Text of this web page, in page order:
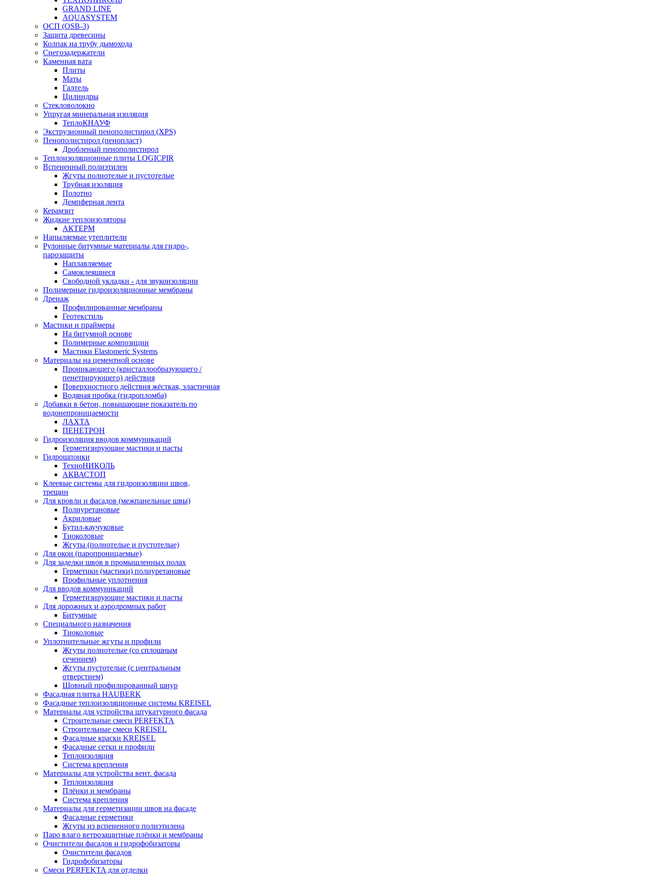
GRAND LINE
AQUASYSTEM
ОСП (OSB-3)
Защита древесины
Колпак на трубу дымохода
Снегозадержатели
Каменная вата
Плиты
Маты
Галтель
Цилиндры
Стекловолокно
Упругая минеральная изоляция
ТеплоКНАУФ
Экструзионный пенополистирол (XPS)
Пенополистирол (пенопласт)
Дробленый пенополистирол
Теплоизоляционные плиты LOGICPIR
Вспененный полиэтилен
Жгуты полнотелые и пустотелые
Трубная изоляция
Полотно
Демпферная лента
Керамзит
Жидкие теплоизоляторы
АКТЕРМ
Напыляемые утеплители
Рулонные битумные материалы для гидро-,
парозащиты
Наплавляемые
Самоклеящиеся
Свободной укладки - для звукоизоляции
Полимерные гидроизоляционные мембраны
Дренаж
Профилированные мембраны
Геотекстиль
Мастики и праймеры
На битумной основе
Полимерные композиции
Мастики Elastomeric Systems
Материалы на цементной основе
Проникающего (кристаллообразующего /
пенетрирующего) действия
Поверхностного действия жёсткая, эластичная
Водяная пробка (гидропломба)
Добавки в бетон, повышающие показатель по
водонепроницаемости
ЛАХТА
ПЕНЕТРОН
Гидроизоляция вводов коммуникаций
Герметизирующие мастики и пасты
Гидрошпонки
ТехноНИКОЛЬ
АКВАСТОП
Клеевые системы для гидроизоляции швов,
трещин
Для кровли и фасадов (межпанельные швы)
Полиуретановые
Акриловые
Бутил-каучуковые
Тиоколовые
Жгуты (полнотелые и пустотелые)
Для окон (паропроницаемые)
Для заделки швов в промышленных полах
Герметики (мастики) полиуретановые
Профильные уплотнения
Для вводов коммуникаций
Герметизирующие мастики и пасты
Для дорожных и аэродромных работ
Битумные
Специального назначения
Тиоколовые
Уплотнительные жгуты и профили
Жгуты полнотелые (со сплошным
сечением)
Жгуты пустотелые (с центральным
отверстием)
Шовный профилированный шнур
Фасадная плитка HAUBERK
Фасадные теплоизоляционные системы KREISEL
Материалы для устройства штукатурного фасада
Строительные смеси PERFEKTA
Строительные смеси KREISEL
Фасадные краски KREISEL
Фасадные сетки и профили
Теплоизоляция
Система крепления
Материалы для устройства вент. фасада
Теплоизоляция
Плёнки и мембраны
Система крепления
Материалы для герметизации швов на фасаде
Фасадные герметики
Жгуты из вспененного полиэтилена
Паро влаго ветрозащитные плёнки и мембраны
Очистители фасадов и гидрофобизаторы
Очистители фасадов
Гидрофобизаторы
Смеси PERFEKTA для отделки